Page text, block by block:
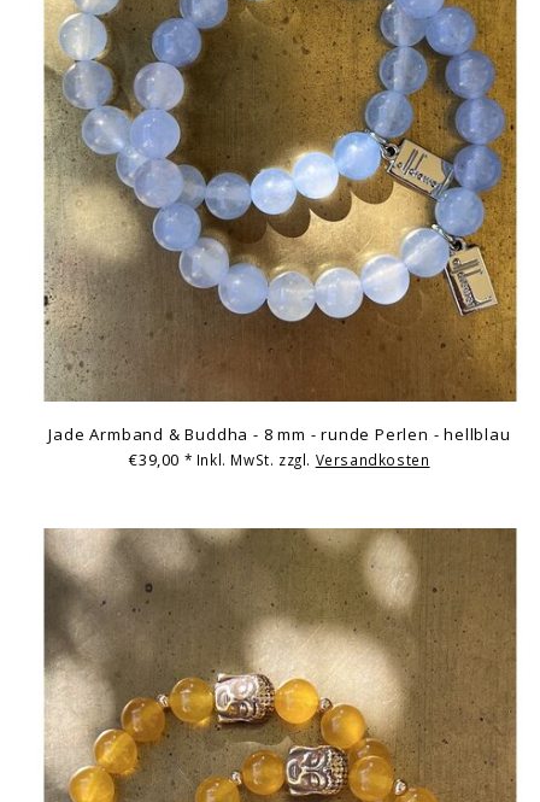
Jade Armband & Buddha - 8 mm - runde Perlen - hellblau
€39,00 * Inkl. MwSt. zzgl. Versandkosten